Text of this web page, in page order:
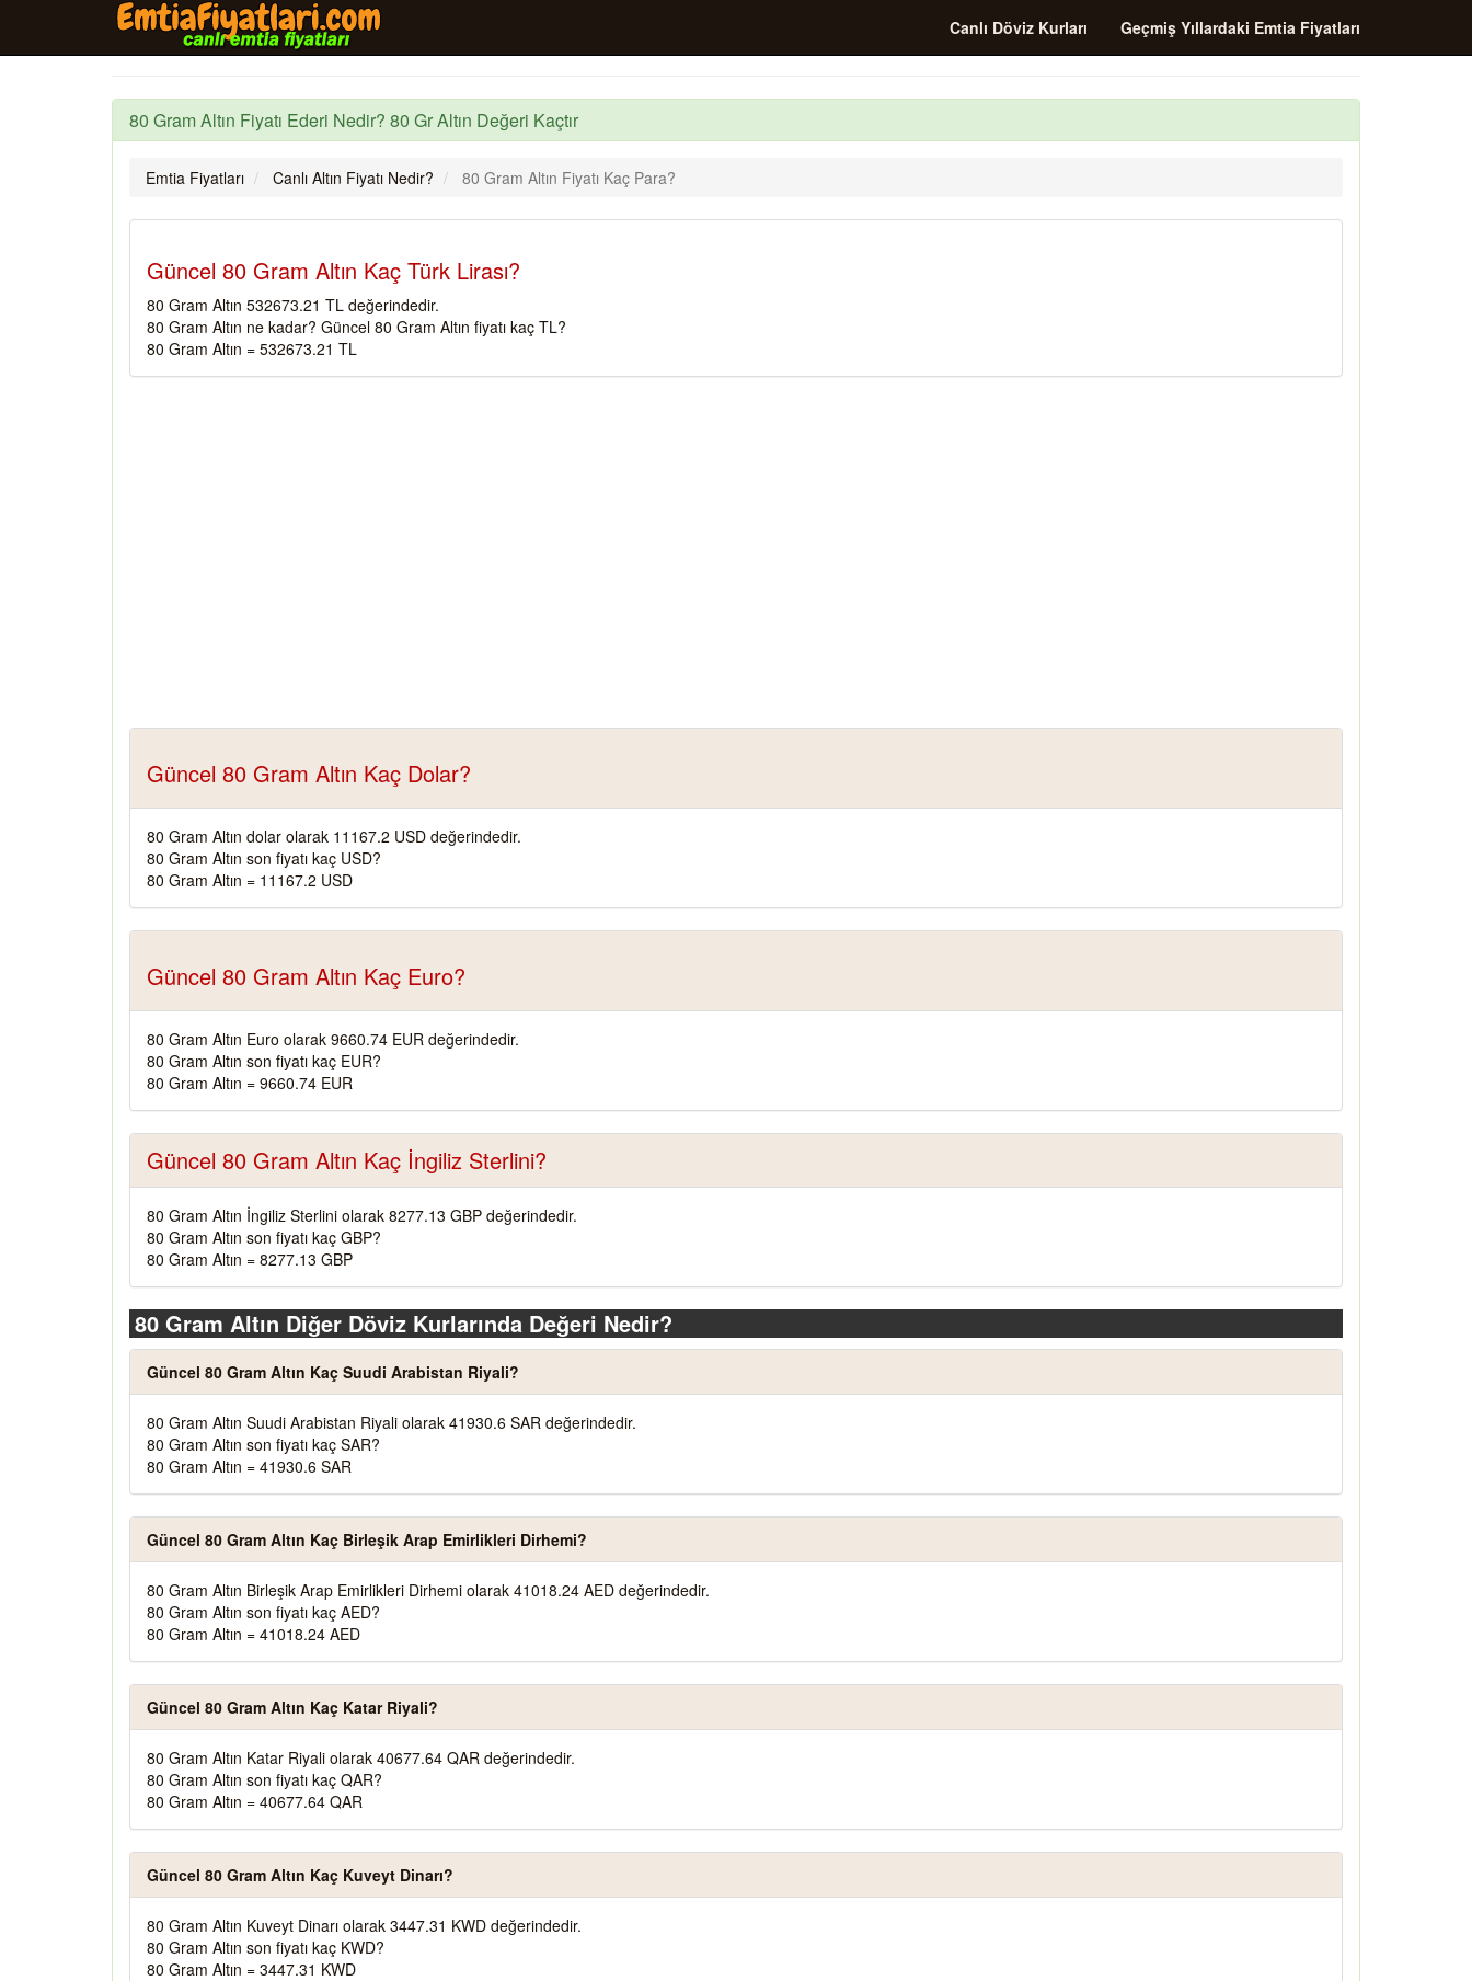
Canlı Döviz Kurları Geçmiş Yıllardaki Emtia Fiyatları
80 Gram Altın Fiyatı Ederi Nedir? 80 Gr Altın Değeri Kaçtır
Emtia Fiyatları Canlı Altın Fiyatı Nedir? 80 Gram Altın Fiyatı Kaç Para?
Güncel 80 Gram Altın Kaç Türk Lirası?
80 Gram Altın 532673.21 TL değerindedir.
80 Gram Altın ne kadar? Güncel 80 Gram Altın fiyatı kaç TL?
80 Gram Altın = 532673.21 TL
Güncel 80 Gram Altın Kaç Dolar?
80 Gram Altın dolar olarak 11167.2 USD değerindedir.
80 Gram Altın son fiyatı kaç USD?
80 Gram Altın = 11167.2 USD
Güncel 80 Gram Altın Kaç Euro?
80 Gram Altın Euro olarak 9660.74 EUR değerindedir.
80 Gram Altın son fiyatı kaç EUR?
80 Gram Altın = 9660.74 EUR
Güncel 80 Gram Altın Kaç İngiliz Sterlini?
80 Gram Altın İngiliz Sterlini olarak 8277.13 GBP değerindedir.
80 Gram Altın son fiyatı kaç GBP?
80 Gram Altın = 8277.13 GBP
80 Gram Altın Diğer Döviz Kurlarında Değeri Nedir?
Güncel 80 Gram Altın Kaç Suudi Arabistan Riyali?
80 Gram Altın Suudi Arabistan Riyali olarak 41930.6 SAR değerindedir.
80 Gram Altın son fiyatı kaç SAR?
80 Gram Altın = 41930.6 SAR
Güncel 80 Gram Altın Kaç Birleşik Arap Emirlikleri Dirhemi?
80 Gram Altın Birleşik Arap Emirlikleri Dirhemi olarak 41018.24 AED değerindedir.
80 Gram Altın son fiyatı kaç AED?
80 Gram Altın = 41018.24 AED
Güncel 80 Gram Altın Kaç Katar Riyali?
80 Gram Altın Katar Riyali olarak 40677.64 QAR değerindedir.
80 Gram Altın son fiyatı kaç QAR?
80 Gram Altın = 40677.64 QAR
Güncel 80 Gram Altın Kaç Kuveyt Dinarı?
80 Gram Altın Kuveyt Dinarı olarak 3447.31 KWD değerindedir.
80 Gram Altın son fiyatı kaç KWD?
80 Gram Altın = 3447.31 KWD